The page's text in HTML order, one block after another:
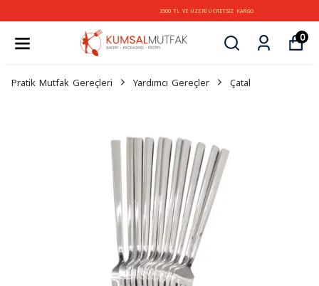
3500 TL VE ÜZERİ ÜCRETSİZ KARGO
0
Pratik Mutfak Gereçleri Yardımcı Gereçler Çatal